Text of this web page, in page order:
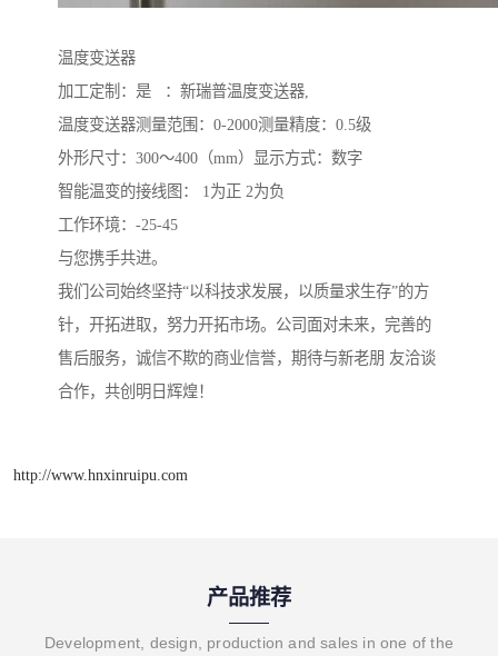
温度变送器
加工定制：是 ：新瑞普温度变送器,
温度变送器测量范围：0-2000测量精度：0.5级
外形尺寸：300～400（mm）显示方式：数字
智能温变的接线图： 1为正 2为负
工作环境：-25-45
与您携手共进。
我们公司始终坚持“以科技求发展，以质量求生存”的方
针，开拓进取，努力开拓市场。公司面对未来，完善的
售后服务，诚信不欺的商业信誉，期待与新老朋 友洽谈
合作，共创明日辉煌！
http://www.hnxinruipu.com
产品推荐
Development, design, production and sales in one of the